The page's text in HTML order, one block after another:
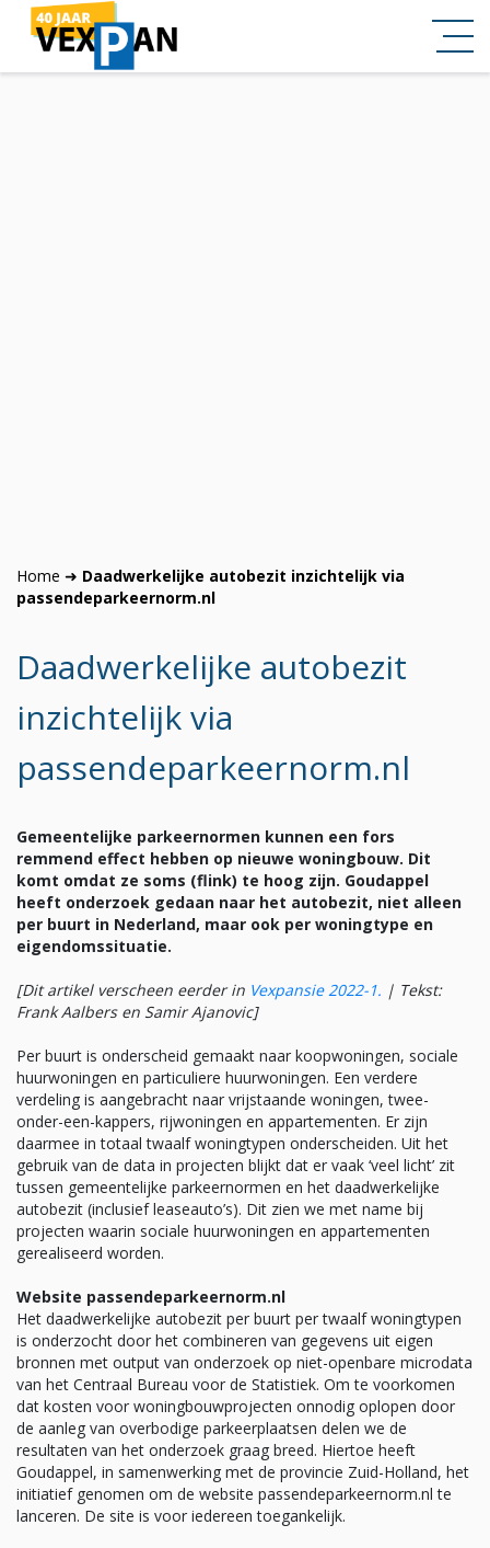
Home ➜ Daadwerkelijke autobezit inzichtelijk via
passendeparkeernorm.nl
Daadwerkelijke autobezit
inzichtelijk via
passendeparkeernorm.nl
Gemeentelijke parkeernormen kunnen een fors
remmend effect hebben op nieuwe woningbouw. Dit
komt omdat ze soms (flink) te hoog zijn. Goudappel
heeft onderzoek gedaan naar het autobezit, niet alleen
per buurt in Nederland, maar ook per woningtype en
eigendomssituatie.
[Dit artikel verscheen eerder in Vexpansie 2022-1. | Tekst:
Frank Aalbers en Samir Ajanovic]
Per buurt is onderscheid gemaakt naar koopwoningen, sociale
huurwoningen en particuliere huurwoningen. Een verdere
verdeling is aangebracht naar vrijstaande woningen, twee-
onder-een-kappers, rijwoningen en appartementen. Er zijn
daarmee in totaal twaalf woningtypen onderscheiden. Uit het
gebruik van de data in projecten blijkt dat er vaak ‘veel licht’ zit
tussen gemeentelijke parkeernormen en het daadwerkelijke
autobezit (inclusief leaseauto’s). Dit zien we met name bij
projecten waarin sociale huurwoningen en appartementen
gerealiseerd worden.
Website passendeparkeernorm.nl
Het daadwerkelijke autobezit per buurt per twaalf woningtypen
is onderzocht door het combineren van gegevens uit eigen
bronnen met output van onderzoek op niet-openbare microdata
van het Centraal Bureau voor de Statistiek. Om te voorkomen
dat kosten voor woningbouwprojecten onnodig oplopen door
de aanleg van overbodige parkeerplaatsen delen we de
resultaten van het onderzoek graag breed. Hiertoe heeft
Goudappel, in samenwerking met de provincie Zuid-Holland, het
initiatief genomen om de website passendeparkeernorm.nl te
lanceren. De site is voor iedereen toegankelijk.